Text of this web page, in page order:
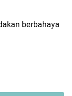
berbahaya